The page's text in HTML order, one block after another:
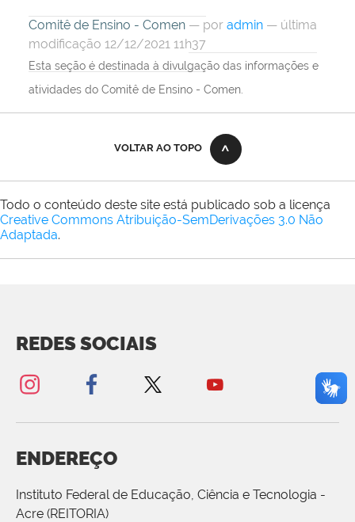
Comitê de Ensino - Comen — por admin — última
modificação 12/12/2021 11h37
Esta seção é destinada à divulgação das informações e
atividades do Comitê de Ensino - Comen.
VOLTAR AO TOPO
Todo o conteúdo deste site está publicado sob a licença
Creative Commons Atribuição-SemDerivações 3.0 Não
Adaptada.
REDES SOCIAIS
ENDEREÇO
Instituto Federal de Educação, Ciência e Tecnologia -
Acre (REITORIA)